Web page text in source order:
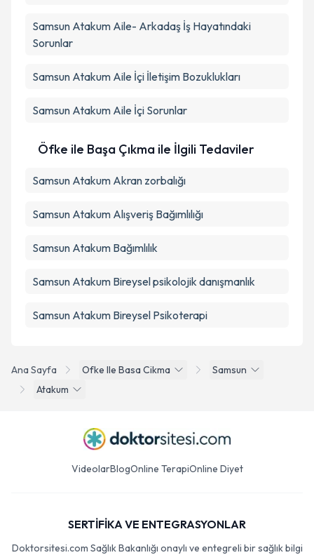
Ana Sayfa Ofke Ile Basa Cikma
Samsun
Atakum
Samsun Atakum Aile- Arkadaş İş Hayatındaki
Sorunlar
Samsun Atakum Aile İçi İletişim Bozuklukları
Samsun Atakum Aile İçi Sorunlar
Öfke ile Başa Çıkma ile İlgili Tedaviler
Samsun Atakum Akran zorbalığı
Samsun Atakum Alışveriş Bağımlılığı
Samsun Atakum Bağımlılık
Samsun Atakum Bireysel psikolojik danışmanlık
Samsun Atakum Bireysel Psikoterapi
VideolarBlogOnline TerapiOnline Diyet
SERTİFİKA VE ENTEGRASYONLAR
Doktorsitesi.com Sağlık Bakanlığı onaylı ve entegreli bir sağlık bilgi